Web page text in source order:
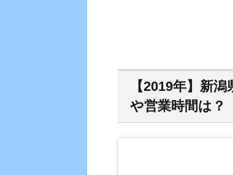
【2019年】新
や営業時間は？